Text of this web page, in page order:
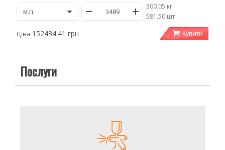
300.05 кг
/581.50 шт
Ціна 152434.41 грн Купити
Послуги